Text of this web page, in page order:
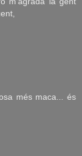
més maca... és